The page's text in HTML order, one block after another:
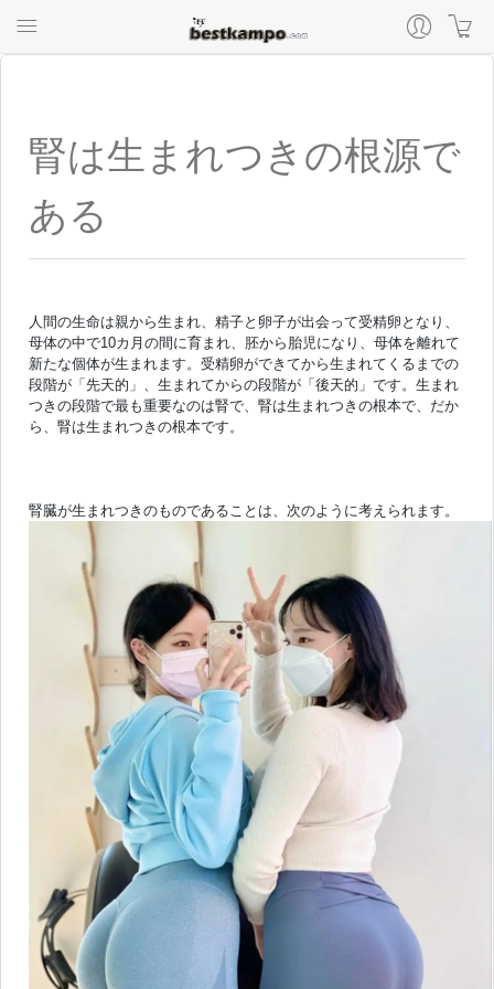
腎は生まれつきの根源で
ある
人間の生命は親から生まれ、精子と卵子が出会って受精卵となり、
母体の中で10カ月の間に育まれ、胚から胎児になり、母体を離れて
新たな個体が生まれます。受精卵ができてから生まれてくるまでの
段階が「先天的」、生まれてからの段階が「後天的」です。生まれ
つきの段階で最も重要なのは腎で、腎は生まれつきの根本で、だか
ら、腎は生まれつきの根本です。
腎臓が生まれつきのものであることは、次のように考えられます。